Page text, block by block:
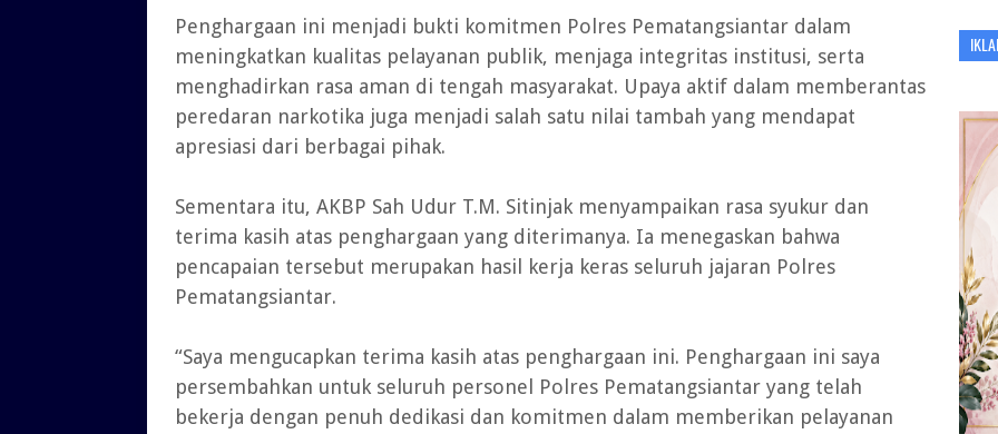
Penghargaan ini menjadi bukti komitmen Polres Pematangsiantar dalam
meningkatkan kualitas pelayanan publik, menjaga integritas institusi, serta
menghadirkan rasa aman di tengah masyarakat. Upaya aktif dalam memberantas
peredaran narkotika juga menjadi salah satu nilai tambah yang mendapat
apresiasi dari berbagai pihak.
Sementara itu, AKBP Sah Udur T.M. Sitinjak menyampaikan rasa syukur dan
terima kasih atas penghargaan yang diterimanya. Ia menegaskan bahwa
pencapaian tersebut merupakan hasil kerja keras seluruh jajaran Polres
Pematangsiantar.
“Saya mengucapkan terima kasih atas penghargaan ini. Penghargaan ini saya
persembahkan untuk seluruh personel Polres Pematangsiantar yang telah
bekerja dengan penuh dedikasi dan komitmen dalam memberikan pelayanan